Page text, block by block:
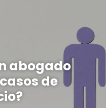
abogado
de